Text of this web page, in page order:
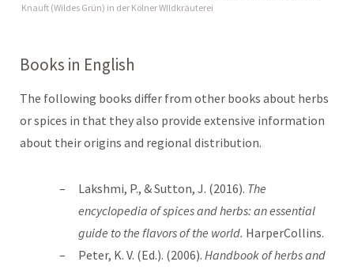
Knauft (Wildes Grün) in der Kölner WIldkräuterei
Books in English
The following books differ from other books about herbs
or spices in that they also provide extensive information
about their origins and regional distribution.
Lakshmi, P., & Sutton, J. (2016). The
encyclopedia of spices and herbs: an essential
guide to the flavors of the world. HarperCollins.
Peter, K. V. (Ed.). (2006). Handbook of herbs and